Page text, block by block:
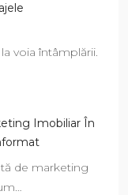
voia întâmplării.
Imobiliar În
de marketing